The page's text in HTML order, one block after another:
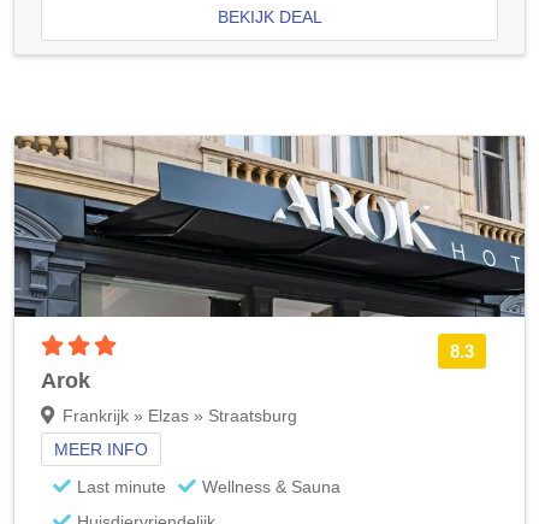
BEKIJK DEAL
8.3
Arok
Frankrijk » Elzas » Straatsburg
MEER INFO
Last minute
Wellness & Sauna